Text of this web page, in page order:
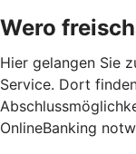
Wero
Hier gelangen Sie
Service. Dort
OnlineBanking